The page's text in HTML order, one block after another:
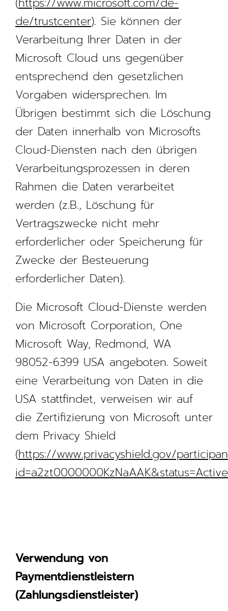
de/trustcenter). Sie können der
Verarbeitung Ihrer Daten in der
Microsoft Cloud uns gegenüber
entsprechend den gesetzlichen
Vorgaben widersprechen. Im
Übrigen bestimmt sich die Löschung
der Daten innerhalb von Microsofts
Cloud-Diensten nach den übrigen
Verarbeitungsprozessen in deren
Rahmen die Daten verarbeitet
werden (z.B., Löschung für
Vertragszwecke nicht mehr
erforderlicher oder Speicherung für
Zwecke der Besteuerung
erforderlicher Daten).
Die Microsoft Cloud-Dienste werden
von Microsoft Corporation, One
Microsoft Way, Redmond, WA
98052-6399 USA angeboten. Soweit
eine Verarbeitung von Daten in die
USA stattfindet, verweisen wir auf
die Zertifizierung von Microsoft unter
dem Privacy Shield
(https://www.privacyshield.gov/
id=a2zt0000000KzNaAAK&status=Active
Verwendung von
Paymentdienstleistern
(Zahlungsdienstleister)